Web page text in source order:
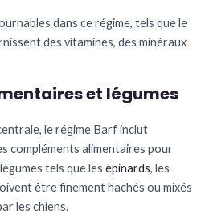
dans ce régime, tels que le
des vitamines, des minéraux
et légumes
le régime Barf inclut
compléments alimentaires pour
tels que les épinards, les
être finement hachés ou mixés
les chiens.